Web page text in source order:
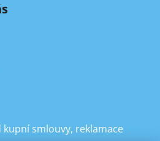
smlouvy, reklamace